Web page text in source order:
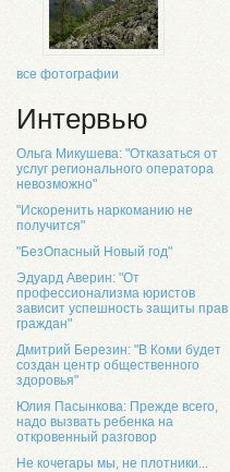
все фотографии
Интервью
Ольга Микушева: "Отказаться от
услуг регионального оператора
невозможно"
"Искоренить наркоманию не
получится"
"БезОпасный Новый год"
Эдуард Аверин: "От
профессионализма юристов
зависит успешность защиты прав
граждан"
Дмитрий Березин: "В Коми будет
создан центр общественного
здоровья"
Юлия Пасынкова: Прежде всего,
надо вызвать ребенка на
откровенный разговор
Не кочегары мы, не плотники...